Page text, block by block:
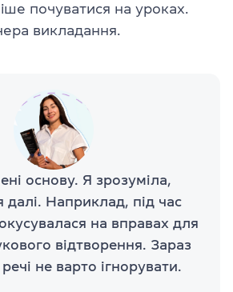
почуватися на уроках.
викладання.
основу. Я зрозуміла,
далі. Наприклад, під час
на вправах для
відтворення. Зараз
не варто ігнорувати.